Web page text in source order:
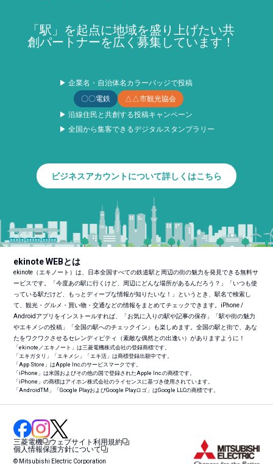
「駅」を起点に地域を盛り上げたい共
創パートナーを広く募集しています！
▶ 企業名・自治体名カラーバッジで投稿
〇〇電鉄
△△市観光協会
▶ 沿線住民と共創する投稿キャンペーン
▶ 全国から集客できるデジタルスタンプラリー
ビジネスアカウントについて詳しくはこちら
ekinote WEBとは
ekinote（エキノート）は、日本全国すべての鉄道駅と周辺の街の魅力を発見できる無料サ
ービスです。「今度あの駅に行くけど、周辺にどんな場所があるんだろう？」「いつも使
っている駅だけど、もっとディープな情報が知りたいな！」というとき、駅名で検索し
て、観光・グルメ・買い物・交通などの情報をまとめてチェックできます。iPhone /
Androidアプリをインストールすれば、「お気に入りの駅や記事の保存」「駅や街の魅力
やエキメシの投稿」「全国の駅へのチェックイン」も楽しめます。全国の駅と街で、あな
たをワクワクさせるセレンディピティ（素敵な偶然との出逢い）がありますように！
「ekinote／エキノート」は三菱電機株式会社の登録商標です。
「エキガタリ」「エキメシ」「エキ活」は商標登録出願中です。
「App Store」はApple Inc.のサービスマークです。
「iPhone」は米国およびその他の国で登録されたApple Inc.の商標です。
「iPhone」の商標はアイホン株式会社のライセンスに基づき使用されています。
「AndroidTM 」「Google PlayおよびGoogle Playロゴ」はGoogle LLCの商標です。
三菱電機
ウェブサイト利用規約
個人情報保護方針について
© Mitsubishi Electric Corporation